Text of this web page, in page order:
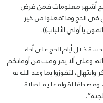
أشهر معلومات فمن فرض
الحج وما تفعلوا من خير
يا أولي الألباب)).
خلال أيام الحج على أداء
وعلى ألا يمر وقت من أوقاتكم
لتفوزوا بما وعد الله به
ومصداقا لقوله عليه الصلاة